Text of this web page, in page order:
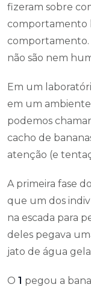
fizeram sobre
comportamento
comportamento.
não são nem
Em um
em um
podemos
cacho de
atenção (e
A primeira fase
que um dos
na escada para
deles pegava
jato de água
O 1 pegou a